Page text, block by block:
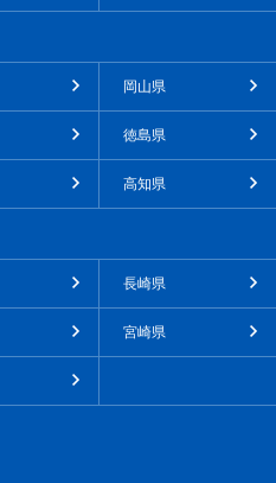
岡山県
徳島県
高知県
長崎県
宮崎県